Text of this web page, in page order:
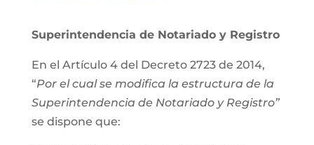
Superintendencia de Notariado y Registro
En el Artículo 4 del Decreto 2723 de 2014,
“Por el cual se modifica la estructura de la
Superintendencia de Notariado y Registro”
se dispone que: